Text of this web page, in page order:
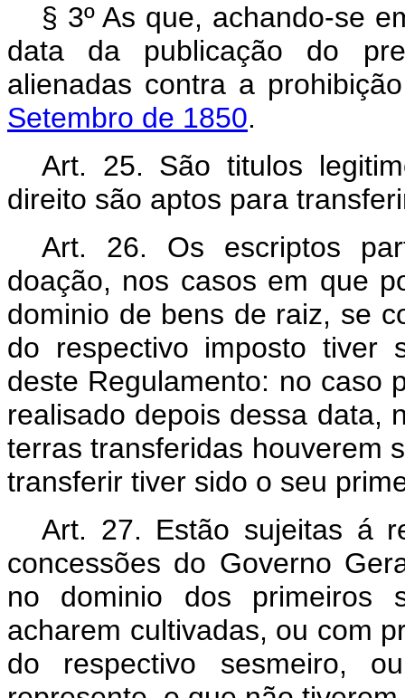
§ 3º As que, achando-se
data da publicação do
alienadas contra a
Setembro de 1850.
Art. 25. São titulos
direito são aptos para
Art. 26. Os escriptos
doação, nos casos em que
dominio de bens de raiz, se
do respectivo imposto tiver
deste Regulamento: no caso
realisado depois dessa data,
terras transferidas houverem
transferir tiver sido o seu
Art. 27. Estão sujeitas á
concessões do Governo
no dominio dos primeiros
acharem cultivadas, ou com
do respectivo sesmeiro,